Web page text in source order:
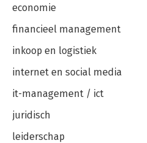
economie
financieel management
inkoop en logistiek
internet en social media
it-management / ict
juridisch
leiderschap